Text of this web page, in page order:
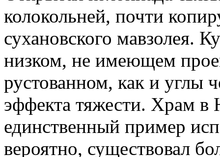
колокольней, почти
сухановского мавзолея.
низком, не имеющем
рустованном, как и углы
эффекта тяжести. Храм в
единственный пример
вероятно, существовал